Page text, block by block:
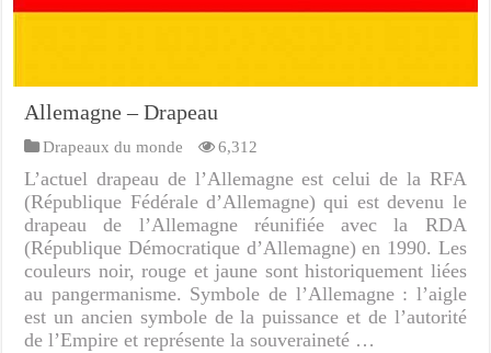
Allemagne – Drapeau
Drapeaux du monde 6,312
L’actuel drapeau de l’Allemagne est celui de la RFA
(République Fédérale d’Allemagne) qui est devenu le
drapeau de l’Allemagne réunifiée avec la RDA
(République Démocratique d’Allemagne) en 1990. Les
couleurs noir, rouge et jaune sont historiquement liées
au pangermanisme. Symbole de l’Allemagne : l’aigle
est un ancien symbole de la puissance et de l’autorité
de l’Empire et représente la souveraineté …